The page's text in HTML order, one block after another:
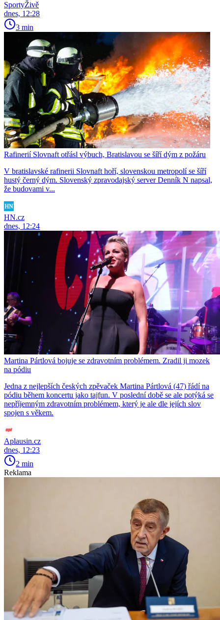
SportyŽivě
dnes, 12:28
3 min
Rafinerií Slovnaft otřásl výbuch, Bratislavou se šíří dým z požáru
V bratislavské rafinerii Slovnaft hoří, slovenskou metropolí se šíří
hustý černý dým. Slovenský zpravodajský server Denník N napsal,
že budovami v...
HN.cz
dnes, 12:24
Martina Pártlová bojuje se zdravotním problémem. Zradil ji mozek
na pódiu
Jedna z nejlepších českých zpěvaček Martina Pártlová (47) řádí na
pódiu během koncertu jako tajfun. V poslední době se ale potýká se
nepříjemným zdravotním problémem, který je ale dle jejích slov
spojen s věkem.
Aplausin.cz
dnes, 12:23
2 min
Reklama